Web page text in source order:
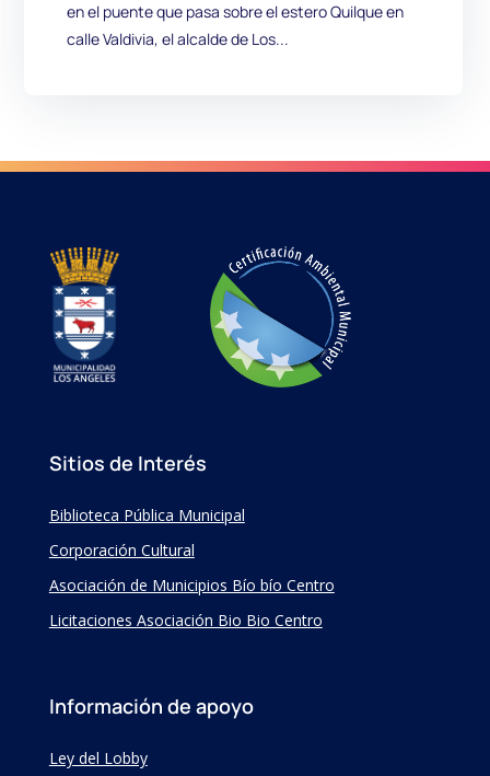
en el puente que pasa sobre el estero Quilque en
calle Valdivia, el alcalde de Los...
Sitios de Interés
Biblioteca Pública Municipal
Corporación Cultural
Asociación de Municipios Bío bío Centro
Licitaciones Asociación Bio Bio Centro
Información de apoyo
Ley del Lobby